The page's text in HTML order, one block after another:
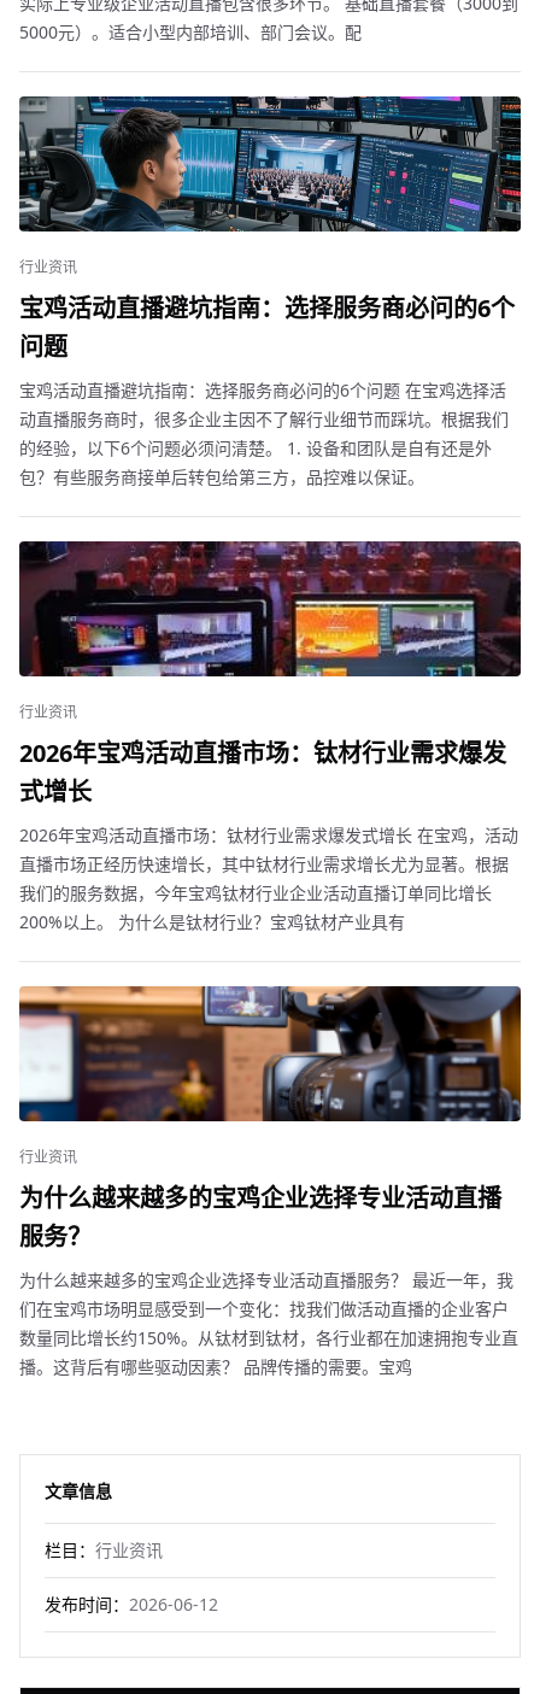
5000元）。适合小型内部培训、部门会议。配
行业资讯
宝鸡活动直播避坑指南：选择服务商必问的6个
问题
宝鸡活动直播避坑指南：选择服务商必问的6个问题 在宝鸡选择活
动直播服务商时，很多企业主因不了解行业细节而踩坑。根据我们
的经验，以下6个问题必须问清楚。 1. 设备和团队是自有还是外
包？有些服务商接单后转包给第三方，品控难以保证。
行业资讯
2026年宝鸡活动直播市场：钛材行业需求爆发
式增长
2026年宝鸡活动直播市场：钛材行业需求爆发式增长 在宝鸡，活动
直播市场正经历快速增长，其中钛材行业需求增长尤为显著。根据
我们的服务数据，今年宝鸡钛材行业企业活动直播订单同比增长
200%以上。 为什么是钛材行业？宝鸡钛材产业具有
行业资讯
为什么越来越多的宝鸡企业选择专业活动直播
服务？
为什么越来越多的宝鸡企业选择专业活动直播服务？ 最近一年，我
们在宝鸡市场明显感受到一个变化：找我们做活动直播的企业客户
数量同比增长约150%。从钛材到钛材，各行业都在加速拥抱专业直
播。这背后有哪些驱动因素？ 品牌传播的需要。宝鸡
文章信息
栏目： 行业资讯
发布时间： 2026-06-12